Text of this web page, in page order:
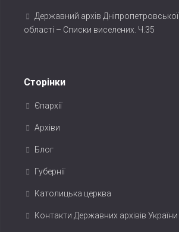
Державний архів Дніпропетровської
області – Списки виселених. Ч.35
Сторінки
Єпархії
Архіви
Блог
Губернії
Католицька церква
Контакти Державних архівів України